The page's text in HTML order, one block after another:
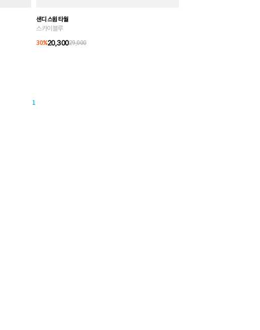
샌디 스윔 타월
스카이블루
30%20,30029,000
1